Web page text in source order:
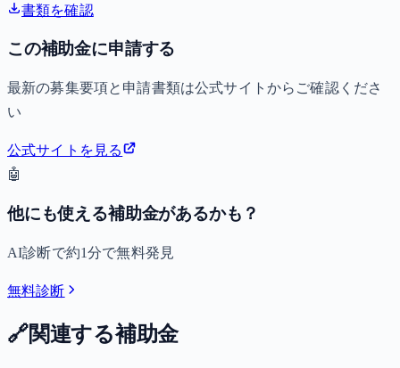
書類を確認
この補助金に申請する
最新の募集要項と申請書類は公式サイトからご確認くださ
い
公式サイトを見る
🤖
他にも使える補助金があるかも？
AI診断で約1分で無料発見
無料診断
🔗関連する補助金